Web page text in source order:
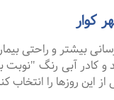
کوار
و راحتی
کادر آبی رنگ
این روزها را انتخاب